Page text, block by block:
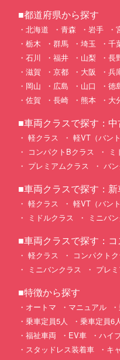
■都道府県から探す
北海道 青森 岩手
栃木
群馬 埼玉 千
石川
福井 山梨 長
滋賀
京都 大阪 兵
岡山
広島 山口 徳
佐賀
長崎 熊本 大
■車両クラスで探す：
軽クラス 軽VT（バン
コンパクトBクラス
ミ
プレミアムクラス
バ
■車両クラスで探す：新
軽クラス 軽VT（バン
ミドルクラス
ミニバ
■車両クラスで探す：
軽クラス コンパクト
ミニバンクラス
プレ
■特徴から探す
オートマ マニュアル
乗車定員5人
乗車定員6
福祉車両
EV車 ハイ
スタッドレス装着車
キ